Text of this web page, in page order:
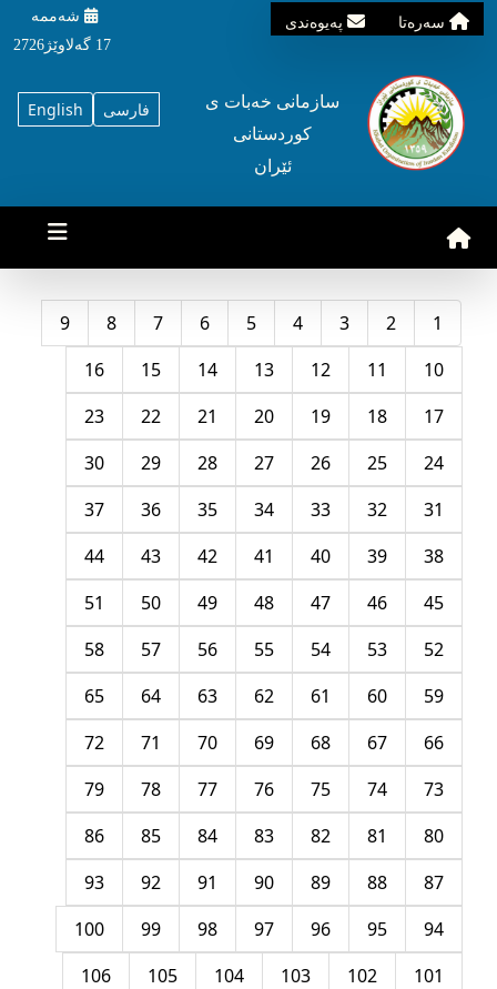
سه‌ره‌تا په‌یوه‌ندی
شه‌ممه‌
17 گه‌لاوێژ2726
English فارسی
سازمانی خه‌بات ی
کوردستانی
ئێران
1
2
3
4
5
6
7
8
9
10
11
12
13
14
15
16
17
18
19
20
21
22
23
24
25
26
27
28
29
30
31
32
33
34
35
36
37
38
39
40
41
42
43
44
45
46
47
48
49
50
51
52
53
54
55
56
57
58
59
60
61
62
63
64
65
66
67
68
69
70
71
72
73
74
75
76
77
78
79
80
81
82
83
84
85
86
87
88
89
90
91
92
93
94
95
96
97
98
99
100
101
102
103
104
105
106